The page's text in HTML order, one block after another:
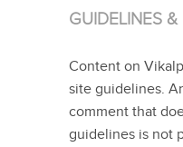
GUIDELINES
Content on
site guidelines.
comment that
guidelines is not